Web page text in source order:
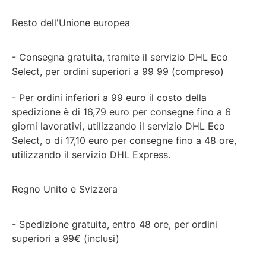
Resto dell'Unione europea
- Consegna gratuita, tramite il servizio DHL Eco
Select, per ordini superiori a 99 99 (compreso)
- Per ordini inferiori a 99 euro il costo della
spedizione è di 16,79 euro per consegne fino a 6
giorni lavorativi, utilizzando il servizio DHL Eco
Select, o di 17,10 euro per consegne fino a 48 ore,
utilizzando il servizio DHL Express.
Regno Unito e Svizzera
- Spedizione gratuita, entro 48 ore, per ordini
superiori a 99€ (inclusi)